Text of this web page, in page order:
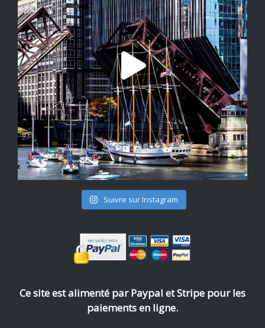
Suivre sur Instagram
Ce site est alimenté par Paypal et Stripe pour les
paiements en ligne.